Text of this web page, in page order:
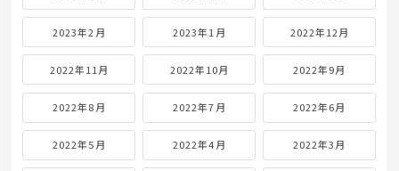
2023年2月 2023年1月 2022年12月
2022年11月 2022年10月 2022年9月
2022年8月 2022年7月 2022年6月
2022年5月 2022年4月 2022年3月